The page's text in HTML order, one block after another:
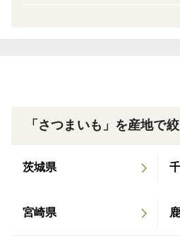
規格： Sサイズ（80g〜140g）
特徴： 甘みがギュッと凝縮。
「さつまいも」を産地で
茨城県
宮崎県